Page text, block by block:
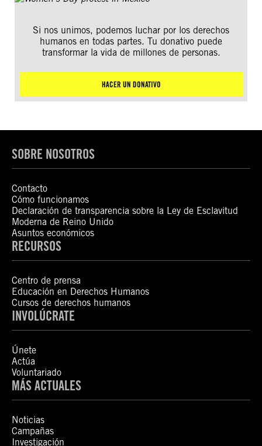
Si nos unimos, podemos luchar por los derechos
humanos en todas partes. Tu donativo puede
transformar la vida de millones de personas.
HACER UN DONATIVO
SOBRE NOSOTROS
Contacto
Cómo funcionamos
Declaración de transparencia sobre la Ley de Esclavitud
Moderna de Reino Unido
Asuntos económicos
RECURSOS
Centro de prensa
Educación en Derechos Humanos
Cursos de derechos humanos
INVOLÚCRATE
Únete
Actúa
Voluntariado
MÁS ACTUALES
Noticias
Campañas
Investigación